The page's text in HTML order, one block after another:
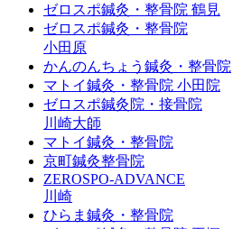
ゼロスポ鍼灸・整骨院 鶴見
ゼロスポ鍼灸・整骨院
小田原
かんのんちょう鍼灸・整骨院
マトイ鍼灸・整骨院 小田院
ゼロスポ鍼灸院・接骨院
川崎大師
マトイ鍼灸・整骨院
京町鍼灸整骨院
ZEROSPO-ADVANCE
川崎
ひらま鍼灸・整骨院